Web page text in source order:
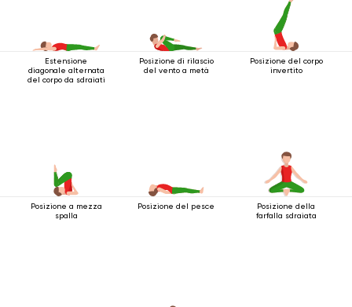
Estensione
diagonale alternata
del corpo da sdraiati
Posizione di rilascio
del vento a metà
Posizione del corpo
invertito
Posizione a mezza
spalla
Posizione del pesce
Posizione della
farfalla sdraiata